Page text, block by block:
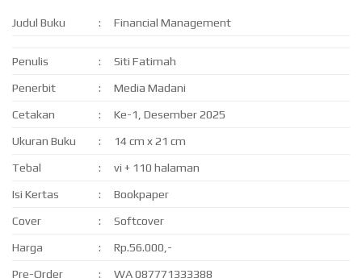
Judul Buku : Financial Management
Penulis : Siti Fatimah
Penerbit : Media Madani
Cetakan : Ke-1, Desember 2025
Ukuran Buku : 14 cm x 21 cm
Tebal : vi + 110 halaman
Isi Kertas : Bookpaper
Cover : Softcover
Harga : Rp.56.000,-
Pre-Order : WA 087771333388